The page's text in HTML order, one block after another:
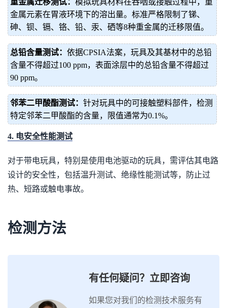
重金属迁移测试： 模拟玩具材料在吞咽或接触过程中，重
金属元素在胃液环境下的溶出量。标准严格限制了锑、
砷、钡、镉、铬、铅、汞、硒等8种重金属的迁移限值。
总铅含量测试： 依据CPSIA法案，玩具及其基材中的总铅
含量不得超过100 ppm，表面涂层中的总铅含量不得超过
90 ppm。
邻苯二甲酸酯测试： 针对玩具中的可接触塑料部件，检测
特定邻苯二甲酸酯的含量，限值通常为0.1%。
4. 电安全性能测试
对于带电玩具，特别是使用电池驱动的玩具，需评估其电路
设计的安全性，包括温升测试、绝缘性能测试等，防止过
热、短路或触电事故。
检测方法
有任何疑问？立即咨询
如果您对我们的检测技术服务有